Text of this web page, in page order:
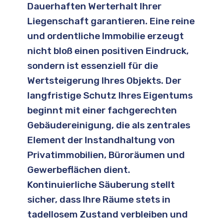
Dauerhaften Werterhalt Ihrer
Liegenschaft garantieren. Eine reine
und ordentliche Immobilie erzeugt
nicht bloß einen positiven Eindruck,
sondern ist essenziell für die
Wertsteigerung Ihres Objekts. Der
langfristige Schutz Ihres Eigentums
beginnt mit einer fachgerechten
Gebäudereinigung, die als zentrales
Element der Instandhaltung von
Privatimmobilien, Büroräumen und
Gewerbeflächen dient.
Kontinuierliche Säuberung stellt
sicher, dass Ihre Räume stets in
tadellosem Zustand verbleiben und